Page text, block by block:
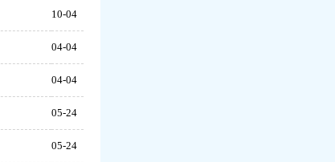
10-04
04-04
04-04
05-24
05-24